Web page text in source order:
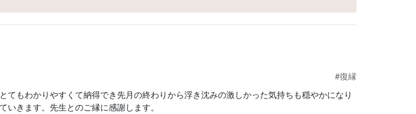
#復縁
てもわかりやすくて納得でき先月の終わりから浮き沈みの激しかった気持ちも穏やかになり
きます。先生とのご縁に感謝します。